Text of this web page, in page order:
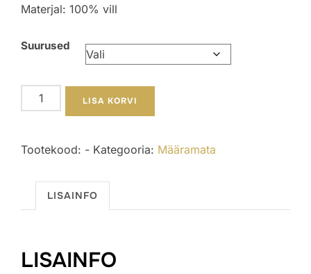
Materjal: 100% vill
Suurused
Villased
kindad
hall-
kogus
LISA KORVI
Tootekood: - Kategooria: Määramata
LISAINFO
LISAINFO